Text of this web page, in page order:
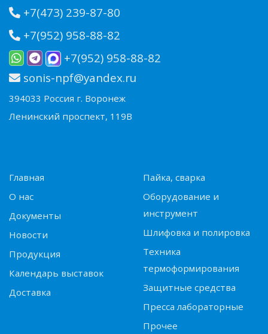
+7(473) 239-87-80
+7(952) 958-88-82
+7(952) 958-88-82
sonis-npf@yandex.ru
394033 Россия г. Воронеж
Ленинский проспект, 119В
Главная
О нас
Документы
Новости
Продукция
Календарь выставок
Доставка
Пайка, сварка
Оборудование и
инструмент
Шлифовка и полировка
Техника
термоформирования
Защитные средства
Пресса лабораторные
Прочее